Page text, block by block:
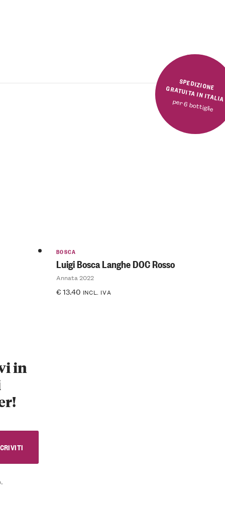
SPEDIZIONE GRATUITA IN ITALIA
per 6 bottiglie
BOSCA
Luigi Bosca Langhe DOC Rosso
Annata 2022
€13.40 INCL. IVA
in